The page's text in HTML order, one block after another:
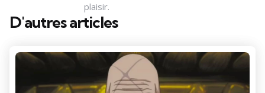
plaisir.
D'autres articles